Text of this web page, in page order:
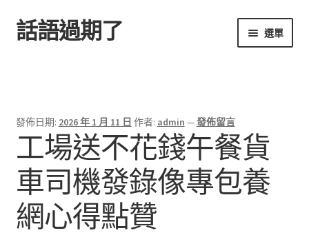
跳
至
跳
至
話語過期了 選單
發佈日期: 2026 年 1 月 11 日 作者: admin —發佈留言
工場送不花錢午餐貨
車司機發錄像專包養
網心得點贊